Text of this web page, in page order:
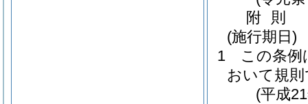
附 則
(施行期日)
1
この条例
おいて規
(平成